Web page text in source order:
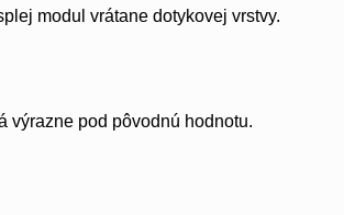
modul vrátane dotykovej vrstvy.
výrazne pod pôvodnú hodnotu.